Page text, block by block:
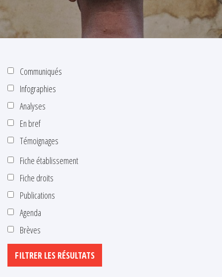
Communiqués
Infographies
Analyses
En bref
Témoignages
Fiche établissement
Fiche droits
Publications
Agenda
Brèves